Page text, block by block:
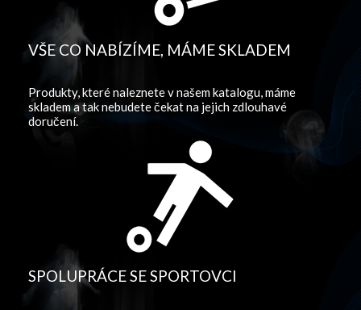
VŠE CO NABÍZÍME, MÁME SKLADEM
Produkty, které naleznete v našem katalogu, máme
skladem a tak nebudete čekat na jejich zdlouhavé
doručení.
SPOLUPRÁCE SE SPORTOVCI